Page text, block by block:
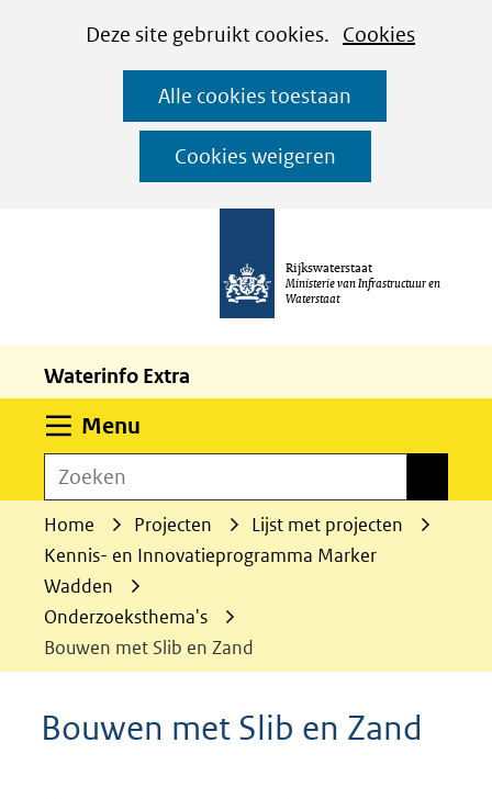
CookiesDeze site gebruikt cookies. Cookies
worden
toegestaan
geweigerd.
Alle cookies toestaan
Cookies weigeren
Ga
naar
de
inhoud
Rijkswaterstaat
Ministerie van Infrastructuur en
Waterstaat
Waterinfo Extra
Menu
Zoeken
Home Projecten
Lijst met projecten
Kennis- en Innovatieprogramma Marker
Wadden
Onderzoeksthema's
Bouwen met Slib en Zand
Bouwen met Slib en Zand